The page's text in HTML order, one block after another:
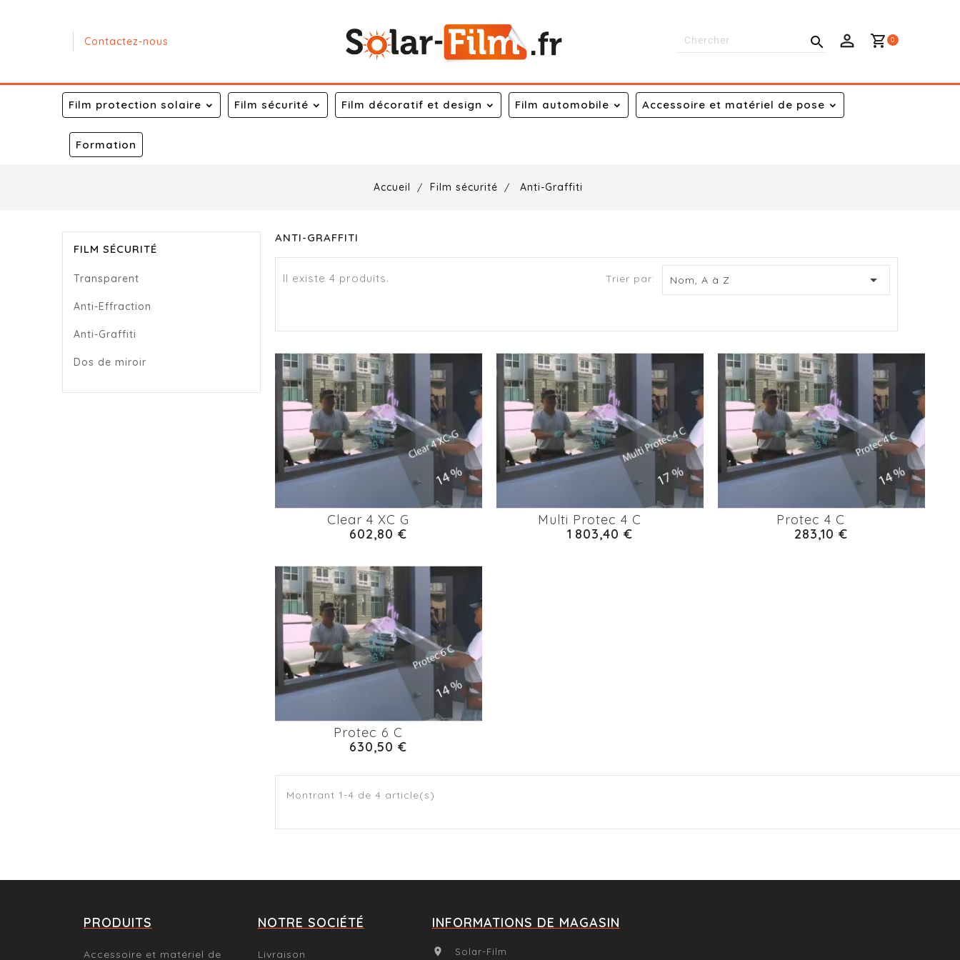
Contactez-nous shopping_cart 0

Film protection solaire Film sécurité Film décoratif et design Film automobile Accessoire et matériel de pose
Formation
Accueil Film sécurité Anti-Graffiti
FILM SÉCURITÉ
Transparent
Anti-Effraction
Anti-Graffiti
Dos de miroir
ANTI-GRAFFITI
Il existe 4 produits. Trier par: Nom, A à Z 
Clear 4 XC G
602,80 €
Multi Protec 4 C
1 803,40 €
Protec 4 C
283,10 €
Protec 6 C
630,50 €
Montrant 1-4 de 4 article(s)
PRODUITS
Accessoire et matériel de
NOTRE SOCIÉTÉ
Livraison
INFORMATIONS DE MAGASIN
 Solar-Film